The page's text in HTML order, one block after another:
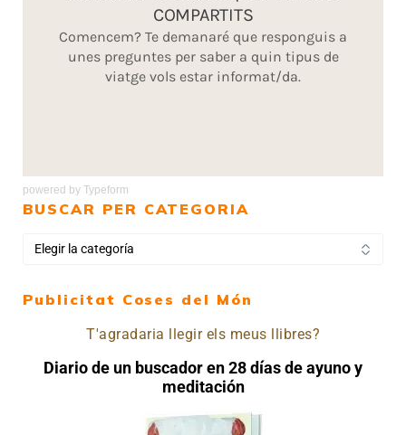
powered by Typeform
BUSCAR PER CATEGORIA
Publicitat Coses del Món
T'agradaria llegir els meus llibres?
Diario de un buscador en 28 días de ayuno y
meditación